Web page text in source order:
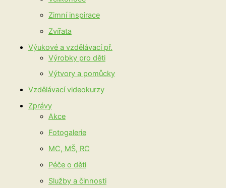
Zimní inspirace
Zvířata
Výukové a vzdělávací př.
Výrobky pro děti
Výtvory a pomůcky
Vzdělávací videokurzy
Zprávy
Akce
Fotogalerie
MC, MŠ, RC
Péče o děti
Služby a činnosti